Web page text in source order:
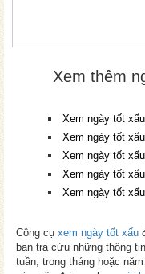
Xem thêm
Xem ngày tốt
Xem ngày tốt
Xem ngày tốt
Xem ngày tốt
Xem ngày tốt
Công cụ xem ngày tốt xấu
bạn tra cứu những thông
tuần, trong tháng hoặc